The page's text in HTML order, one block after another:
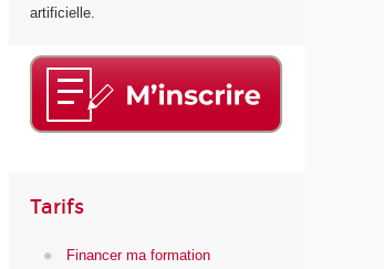
artificielle.
Tarifs
Financer ma formation